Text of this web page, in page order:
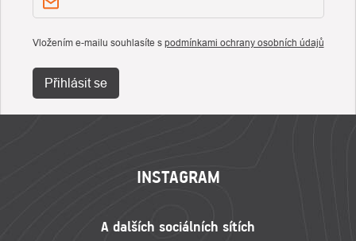
Vložením e-mailu souhlasíte s podmínkami ochrany osobních údajů
Přihlásit se
INSTAGRAM